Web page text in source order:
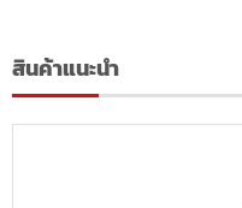
สินค้าแนะนำ